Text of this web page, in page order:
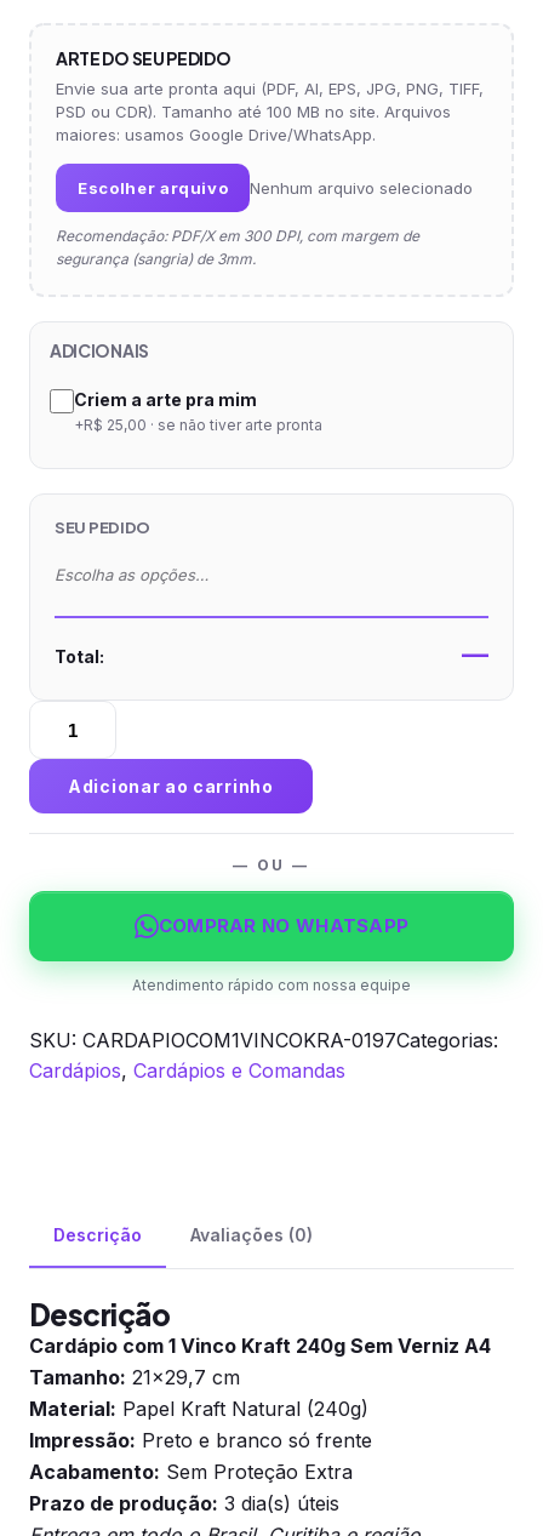
ARTE DO SEU PEDIDO
Envie sua arte pronta aqui (PDF, AI, EPS, JPG, PNG, TIFF,
PSD ou CDR). Tamanho até 100 MB no site. Arquivos
maiores: usamos Google Drive/WhatsApp.
Escolher arquivo Nenhum arquivo selecionado
Recomendação: PDF/X em 300 DPI, com margem de
segurança (sangria) de 3mm.
ADICIONAIS
Criem a arte pra mim
+R$ 25,00 · se não tiver arte pronta
SEU PEDIDO
Escolha as opções…
Total: —
Cardápio
1
Vinco
Kraft
Sem
A4
Adicionar ao carrinho
— OU —
COMPRAR NO WHATSAPP
Atendimento rápido com nossa equipe
SKU: CARDAPIOCOM1VINCOKRA-0197Categorias:
Cardápios, Cardápios e Comandas
Descrição Avaliações (0)
Descrição
Cardápio com 1 Vinco Kraft 240g Sem Verniz A4
Tamanho: 21×29,7 cm
Material: Papel Kraft Natural (240g)
Impressão: Preto e branco só frente
Acabamento: Sem Proteção Extra
Prazo de produção: 3 dia(s) úteis